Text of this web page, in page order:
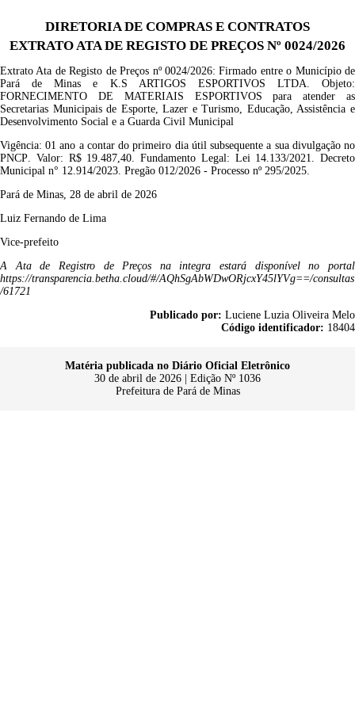
DIRETORIA DE COMPRAS E CONTRATOS
EXTRATO ATA DE REGISTO DE PREÇOS Nº 0024/2026
Extrato Ata de Registo de Preços nº 0024/2026: Firmado entre o Município de
Pará de Minas e K.S ARTIGOS ESPORTIVOS LTDA. Objeto:
FORNECIMENTO DE MATERIAIS ESPORTIVOS
para atender as
Secretarias Municipais de Esporte, Lazer e Turismo, Educação, Assistência e
Desenvolvimento Social e a Guarda Civil Municipal
Vigência:01 ano a contar do primeiro dia útil subsequente a sua divulgação no
PNCP. Valor: R$ 19.487,40. Fundamento Legal: Lei 14.133/2021. Decreto
Municipal n° 12.914/2023. Pregão 012/2026 - Processo nº 295/2025.
Pará de Minas, 28 de abril de 2026
Luiz Fernando de Lima
Vice-prefeito
A Ata de Registro de Preços na integra estará disponível no portal
https://transparencia.betha.cloud/#/AQhSgAbWDwORjcxY45lYVg==/consultas
/61721
Publicado por: Luciene Luzia Oliveira Melo
Código identificador: 18404
Matéria publicada no Diário Oficial Eletrônico
30 de abril de 2026 | Edição Nº 1036
Prefeitura de Pará de Minas